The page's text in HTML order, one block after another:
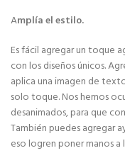
Amplía el estilo.
Es fácil agregar un toque
con los diseños únicos.
aplica una imagen de
solo toque. Nos hemos
desanimados, para que
También puedes agregar
eso logren poner manos a